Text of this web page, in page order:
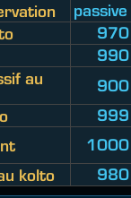
passive
970
990
au
900
999
1000
kolto
980